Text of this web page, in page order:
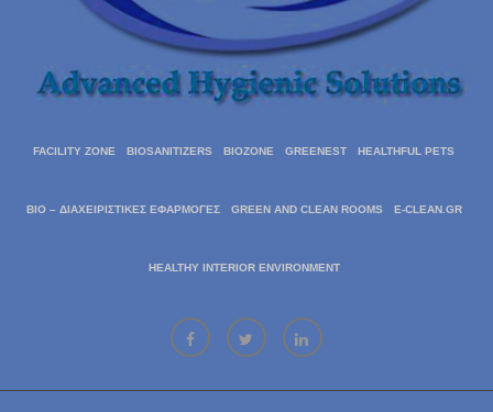
FACILITY ZONE BIOSANITIZERS BIOZONE GREENEST HEALTHFUL PETS
BIO – ΔΙΑΧΕΙΡΙΣΤΙΚΈΣ ΕΦΑΡΜΟΓΈΣ GREEN AND CLEAN ROOMS E-CLEAN.GR
HEALTHY INTERIOR ENVIRONMENT